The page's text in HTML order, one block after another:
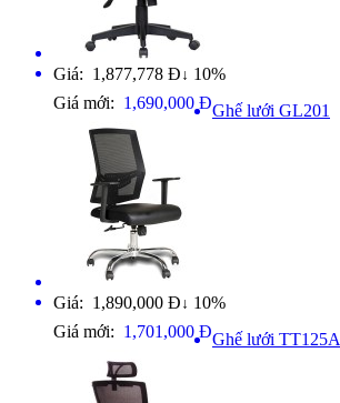
Giá: 1,877,778 Đ ↓ 10%
Giá mới: 1,690,000 ĐGhế lưới GL201
Giá: 1,890,000 Đ ↓ 10%
Giá mới: 1,701,000 ĐGhế lưới TT125A